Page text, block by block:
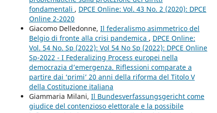
fondamentali , DPCE Online: Vol. 43 No. 2 (2020): DPCE
Online 2-2020
Giacomo Delledonne, Il federalismo asimmetrico del
Belgio di fronte alla crisi pandemica , DPCE Online:
Vol. 54 No. Sp (2022): Vol 54 No Sp (2022): DPCE Online
Sp-2022 - I Federalizing Process europei nella
democrazia d’emergenza. Riflessioni comparate a
partire dai ‘primi’ 20 anni della riforma del Titolo V
della Costituzione italiana
Giammaria Milani, Il Bundesverfassungsgericht come
giudice del contenzioso elettorale e la possibile